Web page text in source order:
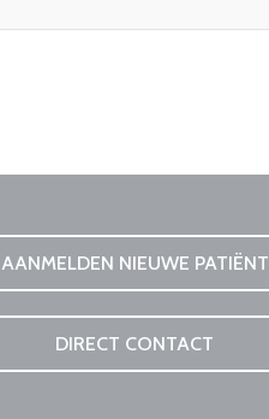
AANMELDEN NIEUWE PATIËNT
DIRECT CONTACT